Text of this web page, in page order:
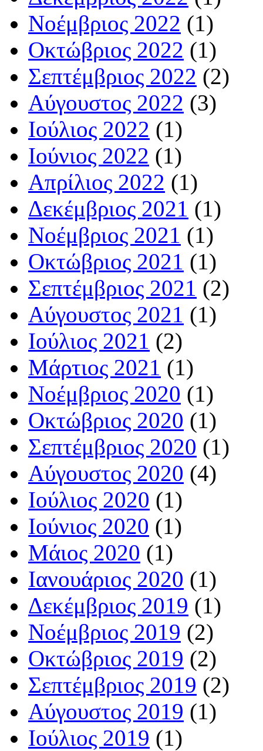
Νοέμβριος 2022 (1)
Οκτώβριος 2022 (1)
Σεπτέμβριος 2022 (2)
Αύγουστος 2022 (3)
Ιούλιος 2022 (1)
Ιούνιος 2022 (1)
Απρίλιος 2022 (1)
Δεκέμβριος 2021 (1)
Νοέμβριος 2021 (1)
Οκτώβριος 2021 (1)
Σεπτέμβριος 2021 (2)
Αύγουστος 2021 (1)
Ιούλιος 2021 (2)
Μάρτιος 2021 (1)
Νοέμβριος 2020 (1)
Οκτώβριος 2020 (1)
Σεπτέμβριος 2020 (1)
Αύγουστος 2020 (4)
Ιούλιος 2020 (1)
Ιούνιος 2020 (1)
Μάιος 2020 (1)
Ιανουάριος 2020 (1)
Δεκέμβριος 2019 (1)
Νοέμβριος 2019 (2)
Οκτώβριος 2019 (2)
Σεπτέμβριος 2019 (2)
Αύγουστος 2019 (1)
Ιούλιος 2019 (1)